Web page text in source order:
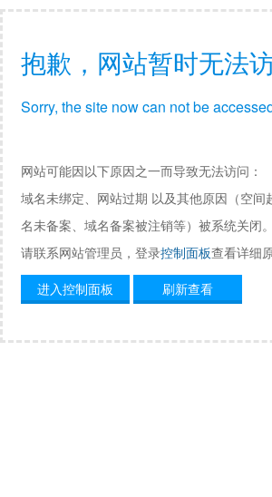
抱歉，网站暂时无法
Sorry, the site now can not be
网站可能因以下原因之一而导致无法访问：
域名未绑定、网站过期 以及其他原因（空间
名未备案、域名备案被注销等）被系统关闭。
请联系网站管理员，登录控制面板查看详细
进入控制面板
刷新查看